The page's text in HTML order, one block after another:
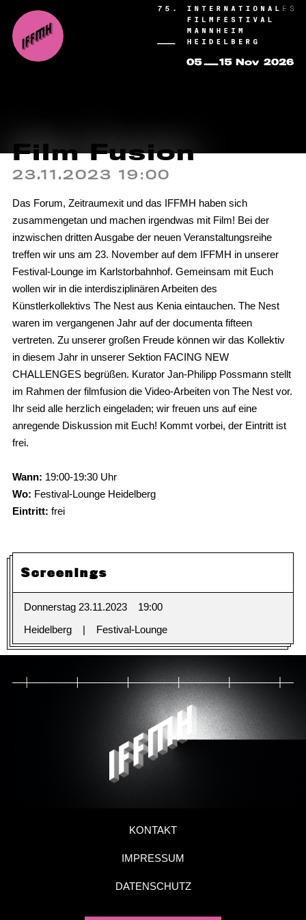
Film Fusion
23.11.2023 19:00
Das Forum, Zeitraumexit und das IFFMH haben sich
zusammengetan und machen irgendwas mit Film! Bei der
inzwischen dritten Ausgabe der neuen Veranstaltungsreihe
treffen wir uns am 23. November auf dem IFFMH in unserer
Festival-Lounge im Karlstorbahnhof. Gemeinsam mit Euch
wollen wir in die interdisziplinären Arbeiten des
Künstlerkollektivs The Nest aus Kenia eintauchen. The Nest
waren im vergangenen Jahr auf der documenta fifteen
vertreten. Zu unserer großen Freude können wir das Kollektiv
in diesem Jahr in unserer Sektion FACING NEW
CHALLENGES begrüßen. Kurator Jan-Philipp Possmann stellt
im Rahmen der filmfusion die Video-Arbeiten von The Nest vor.
Ihr seid alle herzlich eingeladen; wir freuen uns auf eine
anregende Diskussion mit Euch! Kommt vorbei, der Eintritt ist
frei.
Wann: 19:00-19:30 Uhr
Wo: Festival-Lounge Heidelberg
Eintritt: frei
Screenings
Donnerstag 23.11.2023
19:00
Heidelberg
Festival-Lounge
KONTAKT
IMPRESSUM
DATENSCHUTZ